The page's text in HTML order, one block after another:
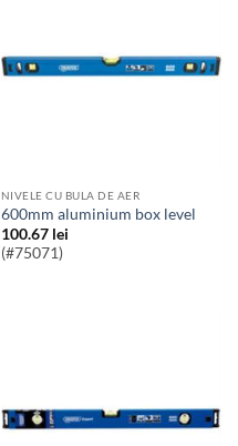
NIVELE CU BULA DE AER
600mm aluminium box level
100.67 lei
(#75071)